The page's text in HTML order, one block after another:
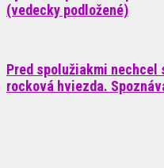
(vedecky podložené)
Pred spolužiakmi
rocková hviezda.